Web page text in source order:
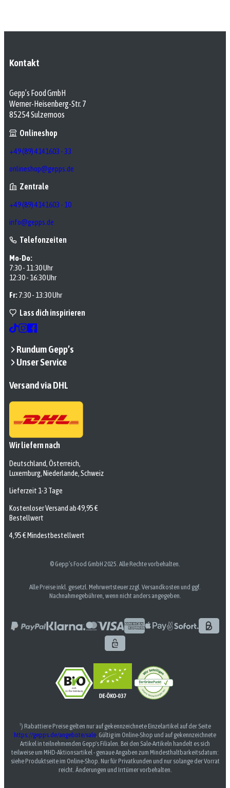
Kontakt
Gepp’s Food GmbH
Werner-Heisenberg-Str. 7
85254 Sulzemoos
Onlineshop
+49 (89) 4141603 - 33
onlineshop@gepps.de
Zentrale
+49 (89) 4141603 - 10
info@gepps.de
Telefonzeiten
Mo-Do:
7:30 - 11:30 Uhr
12:30 - 16:30 Uhr
Fr:7:30 - 13:30 Uhr
Lass dich inspirieren
Rundum Gepp’s
Unser Service
Versand via DHL
Wir liefern nach
Deutschland, Österreich,
Luxemburg, Niederlande, Schweiz
Lieferzeit 1-3 Tage
Kostenloser Versand ab 49,95 €
Bestellwert
4,95 € Mindestbestellwert
© Gepp’s Food GmbH 2025. Alle Rechte vorbehalten.
Alle Preise inkl. gesetzl. Mehrwertsteuer zzgl. Versandkosten und ggf.
Nachnahmegebühren, wenn nicht anders angegeben.
¹) Rabattiere Preise gelten nur auf gekennzeichnete Einzelartikel auf der Seite
https://gepps.de/angebote/sale . Gültig im Online-Shop und auf gekennzeichnete
Artikel in teilnehmenden Gepp's Filialen. Bei den Sale-Artikeln handelt es sich
teilweise um MHD-Aktionsartikel - genaue Angaben zum Mindesthaltbarkeitsdatum:
siehe Produktseite im Online-Shop. Nur für Privatkunden und nur solange der Vorrat
reicht. Änderungen und Irrtümer vorbehalten.